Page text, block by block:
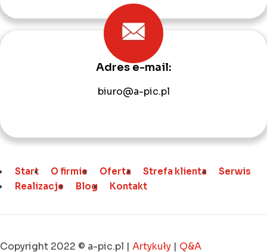
Adres e-mail:
biuro@a-pic.pl
Start O firmie Oferta Strefa klienta
Serwis
Realizacje
Blog Kontakt
Copyright 2022 © a-pic.pl | Artykuły | Q&A